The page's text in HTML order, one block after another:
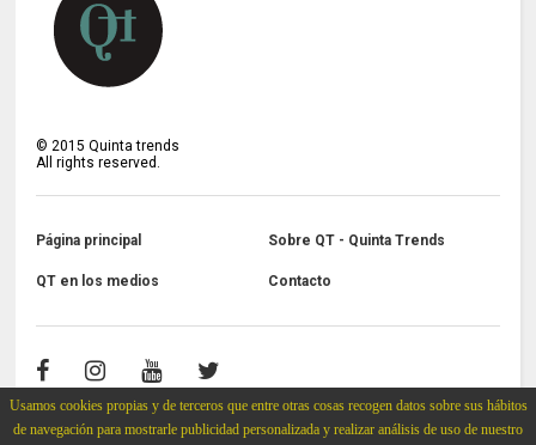
Usamos cookies propias y de terceros que entre otras cosas recogen datos sobre sus hábitos
de navegación para mostrarle publicidad personalizada y realizar análisis de uso de nuestro
© 2015 Quinta trends
All rights reserved.
Página principal Sobre QT - Quinta Trends
QT en los medios Contacto